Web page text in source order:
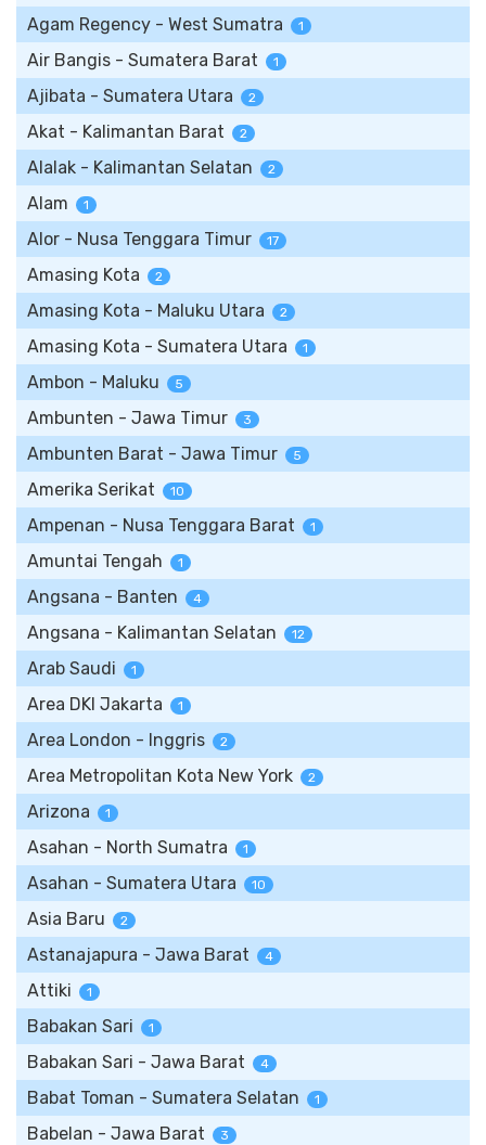
Agam Regency - West Sumatra 1
Air Bangis - Sumatera Barat 1
Ajibata - Sumatera Utara 2
Akat - Kalimantan Barat 2
Alalak - Kalimantan Selatan 2
Alam 1
Alor - Nusa Tenggara Timur 17
Amasing Kota 2
Amasing Kota - Maluku Utara 2
Amasing Kota - Sumatera Utara 1
Ambon - Maluku 5
Ambunten - Jawa Timur 3
Ambunten Barat - Jawa Timur 5
Amerika Serikat 10
Ampenan - Nusa Tenggara Barat 1
Amuntai Tengah 1
Angsana - Banten 4
Angsana - Kalimantan Selatan 12
Arab Saudi 1
Area DKI Jakarta 1
Area London - Inggris 2
Area Metropolitan Kota New York 2
Arizona 1
Asahan - North Sumatra 1
Asahan - Sumatera Utara 10
Asia Baru 2
Astanajapura - Jawa Barat 4
Attiki 1
Babakan Sari 1
Babakan Sari - Jawa Barat 4
Babat Toman - Sumatera Selatan 1
Babelan - Jawa Barat 3